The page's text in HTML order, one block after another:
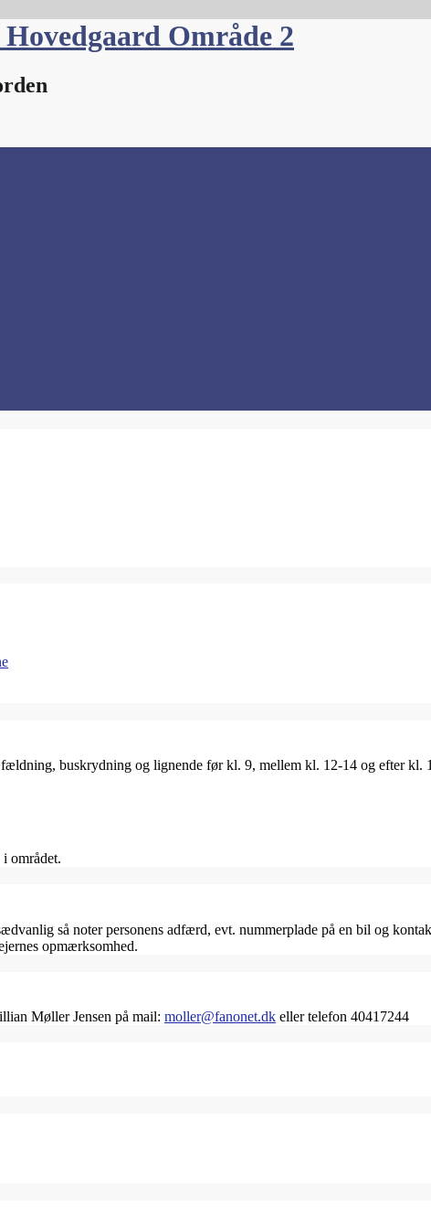
Område 2
buskrydning og lignende før kl. 9, mellem kl. 12-14 og efter kl.
i området.
så noter personens adfærd, evt. nummerplade på en bil og
opmærksomhed.
Møller Jensen på mail: moller@fanonet.dk eller telefon 40417244